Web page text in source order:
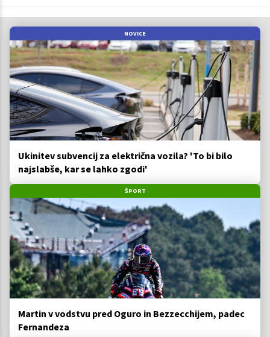
NOVICE
Ukinitev subvencij za električna vozila? 'To bi bilo
najslabše, kar se lahko zgodi'
ŠPORT
Martin v vodstvu pred Oguro in Bezzecchijem, padec
Fernandeza